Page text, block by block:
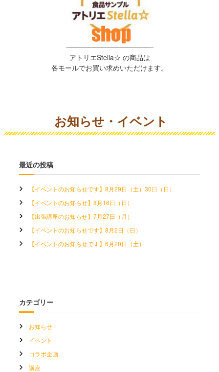
アトリエStella☆ の商品は
各モールでお買い求めいただけます。
お知らせ・イベント
最近の投稿
【イベントのお知らせです】8月29日（土）30日（日）
【イベントのお知らせ】8月16日（日）
【出張講座のお知らせ】7月27日（月）
【イベントのお知らせです】8月2日（日）
【イベントのお知らせです】6月20日（土）
カテゴリー
お知らせ
イベント
コラボ企画
講座